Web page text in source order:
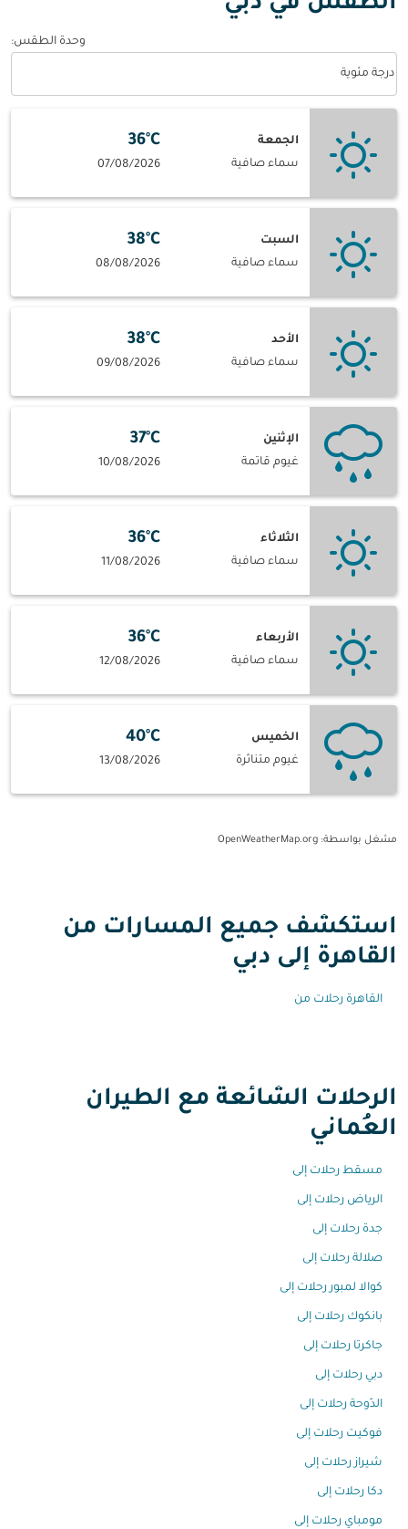
وحدة الطقس:
درجة مئوية
الجمعة
سماء صافية
36°C
07/08/2026
السبت
سماء صافية
38°C
08/08/2026
الأحد
سماء صافية
38°C
09/08/2026
الإثنين
غيوم قاتمة
37°C
10/08/2026
الثلاثاء
سماء صافية
36°C
11/08/2026
الأربعاء
سماء صافية
36°C
12/08/2026
الخميس
غيوم متناثرة
40°C
13/08/2026
مشغل بواسطة: OpenWeatherMap.org
استكشف جميع المسارات من
القاهرة إلى دبي
القاهرة رحلات من
الرحلات الشائعة مع الطيران
العُماني
مسقط رحلات إلى
الرياض رحلات إلى
جدة رحلات إلى
صلالة رحلات إلى
كوالا لمبور رحلات إلى
بانكوك رحلات إلى
جاكرتا رحلات إلى
دبي رحلات إلى
الدّوحة رحلات إلى
فوكيت رحلات إلى
شيراز رحلات إلى
دكا رحلات إلى
مومباي رحلات إلى